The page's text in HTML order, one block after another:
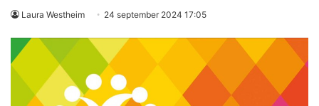
Laura Westheim 24 september 2024 17:05